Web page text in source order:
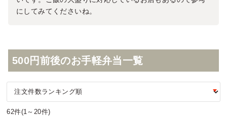
にしてみてくださいね。
500円前後のお手軽弁当一覧
62件(1～20件)